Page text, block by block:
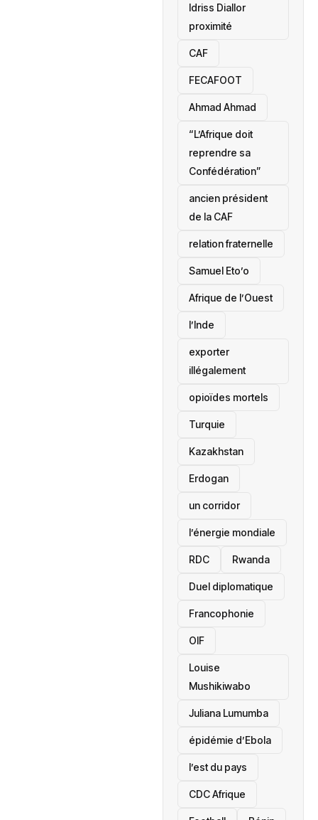
Idriss Diallor
proximité
CAF
FECAFOOT
‎Ahmad Ahmad
“L’Afrique doit
reprendre sa
Confédération”
ancien président
de la CAF
relation fraternelle
Samuel Eto’o
Afrique de l’Ouest
l’Inde
exporter
illégalement
opioïdes mortels
‎Turquie
Kazakhstan
Erdogan
un corridor
l’énergie mondiale
RDC Rwanda
Duel diplomatique
Francophonie
OIF
Louise
Mushikiwabo
Juliana Lumumba
épidémie d’Ebola
l’est du pays
CDC Afrique